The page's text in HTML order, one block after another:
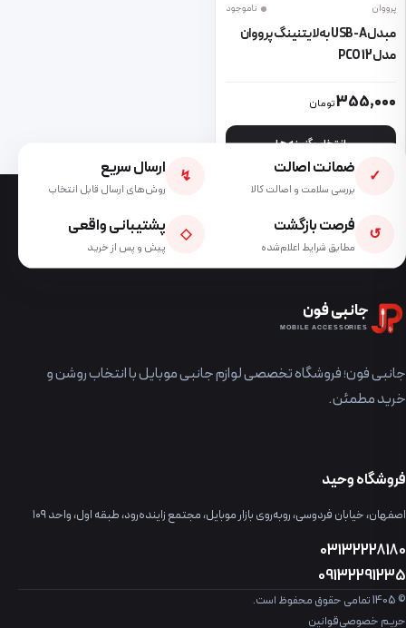
پرووان ناموجود
مبدل USB-A به لایتنینگ پرووان
مدل PCO 12
355,000تومان
انتخاب گزینه ها
این محصول دارای انواع مختلفی می باشد. گزینه ها ممکن است در
✓ ضمانت اصالت
بررسی سلامت و اصالت کالا
↯ ارسال سریع
روش‌های ارسال قابل انتخاب
↺ فرصت بازگشت
مطابق شرایط اعلام‌شده
◇ پشتیبانی واقعی
پیش و پس از خرید
جانبی فون
MOBILE ACCESSORIES
جانبی فون؛ فروشگاه تخصصی لوازم جانبی موبایل با انتخاب روشن و
خرید مطمئن.
فروشگاه وحید
اصفهان، خیابان فردوسی، روبه‌روی بازار موبایل، مجتمع زاینده‌رود، طبقه اول، واحد ۱۰۹
03132228180
09132291235
© 1405 تمامی حقوق محفوظ است.
حریم خصوصیقوانین